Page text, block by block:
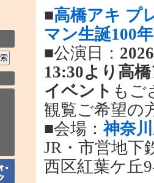
■高橋アキ プ
マン生誕100
■公演日：
13:30より高
イベント もご
観覧ご希望の
■会場：神奈
JR・市営地下
西区紅葉ケ丘